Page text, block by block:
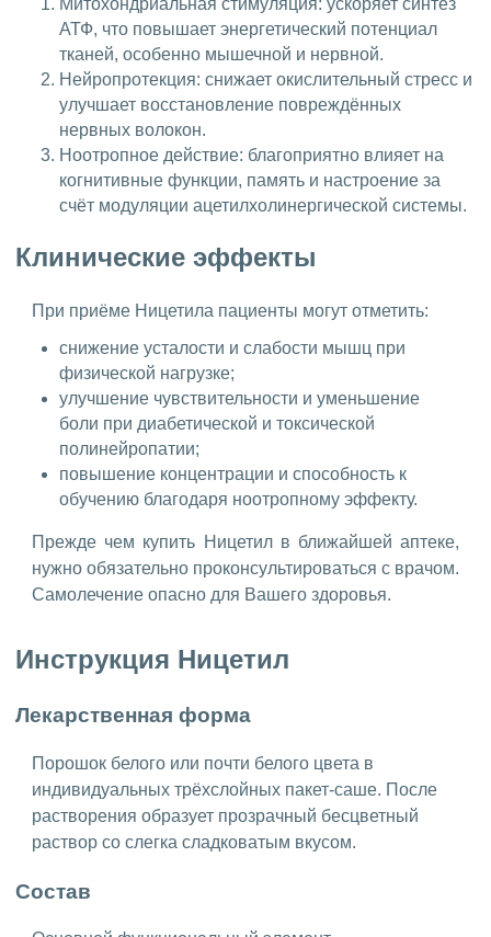
АТФ, что повышает энергетический потенциал
тканей, особенно мышечной и нервной.
Нейропротекция: снижает окислительный стресс и
улучшает восстановление повреждённых
нервных волокон.
Ноотропное действие: благоприятно влияет на
когнитивные функции, память и настроение за
счёт модуляции ацетилхолинергической системы.
Клинические эффекты
При приёме Ницетила пациенты могут отметить:
снижение усталости и слабости мышц при
физической нагрузке;
улучшение чувствительности и уменьшение
боли при диабетической и токсической
полинейропатии;
повышение концентрации и способность к
обучению благодаря ноотропному эффекту.
Прежде чем купить Ницетил в ближайшей аптеке,
нужно обязательно проконсультироваться с врачом.
Самолечение опасно для Вашего здоровья.
Инструкция Ницетил
Лекарственная форма
Порошок белого или почти белого цвета в
индивидуальных трёхслойных пакет-саше. После
растворения образует прозрачный бесцветный
раствор со слегка сладковатым вкусом.
Состав